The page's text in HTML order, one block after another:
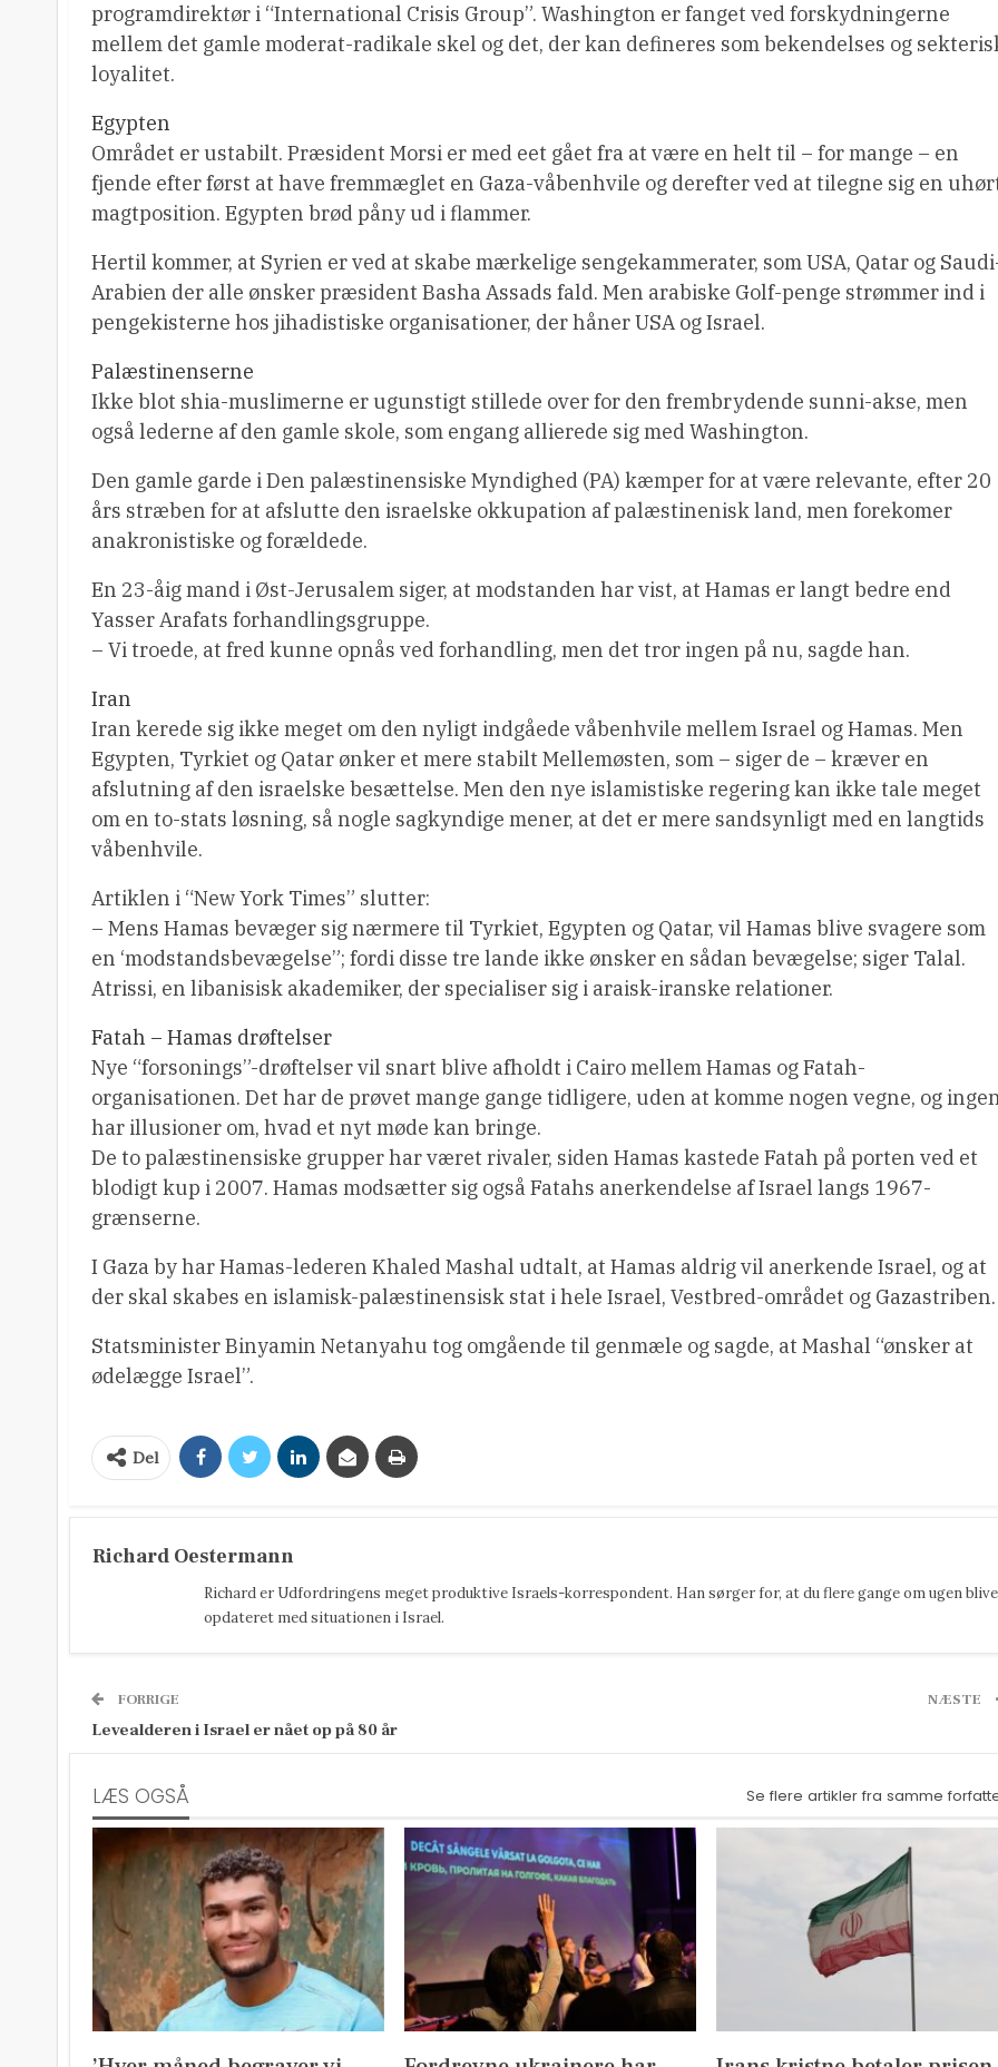
programdirektør i “International Crisis Group”. Washington er fanget ved forskydningerne
mellem det gamle moderat-radikale skel og det, der kan defineres som bekendelses og
loyalitet.
Egypten
Området er ustabilt. Præsident Morsi er med eet gået fra at være en helt til – for mange – en
fjende efter først at have fremmæglet en Gaza-våbenhvile og derefter ved at tilegne sig en
magtposition. Egypten brød påny ud i flammer.
Hertil kommer, at Syrien er ved at skabe mærkelige sengekammerater, som USA, Qatar og
Arabien der alle ønsker præsident Basha Assads fald. Men arabiske Golf-penge strømmer ind i
pengekisterne hos jihadistiske organisationer, der håner USA og Israel.
Palæstinenserne
Ikke blot shia-muslimerne er ugunstigt stillede over for den frembrydende sunni-akse, men
også lederne af den gamle skole, som engang allierede sig med Washington.
Den gamle garde i Den palæstinensiske Myndighed (PA) kæmper for at være relevante, efter 20
års stræben for at afslutte den israelske okkupation af palæstinenisk land, men forekomer
anakronistiske og forældede.
En 23-åig mand i Øst-Jerusalem siger, at modstanden har vist, at Hamas er langt bedre end
Yasser Arafats forhandlingsgruppe.
– Vi troede, at fred kunne opnås ved forhandling, men det tror ingen på nu, sagde han.
Iran
Iran kerede sig ikke meget om den nyligt indgåede våbenhvile mellem Israel og Hamas. Men
Egypten, Tyrkiet og Qatar ønker et mere stabilt Mellemøsten, som – siger de – kræver en
afslutning af den israelske besættelse. Men den nye islamistiske regering kan ikke tale meget
om en to-stats løsning, så nogle sagkyndige mener, at det er mere sandsynligt med en langtids
våbenhvile.
Artiklen i “New York Times” slutter:
– Mens Hamas bevæger sig nærmere til Tyrkiet, Egypten og Qatar, vil Hamas blive svagere som
en ‘modstandsbevægelse”; fordi disse tre lande ikke ønsker en sådan bevægelse; siger Talal.
Atrissi, en libanisisk akademiker, der specialiser sig i araisk-iranske relationer.
Fatah – Hamas drøftelser
Nye “forsonings”-drøftelser vil snart blive afholdt i Cairo mellem Hamas og Fatah-
organisationen. Det har de prøvet mange gange tidligere, uden at komme nogen vegne, og
har illusioner om, hvad et nyt møde kan bringe.
De to palæstinensiske grupper har været rivaler, siden Hamas kastede Fatah på porten ved et
blodigt kup i 2007. Hamas modsætter sig også Fatahs anerkendelse af Israel langs 1967-
grænserne.
I Gaza by har Hamas-lederen Khaled Mashal udtalt, at Hamas aldrig vil anerkende Israel, og at
der skal skabes en islamisk-palæstinensisk stat i hele Israel, Vestbred-området og Gazastriben.
Statsminister Binyamin Netanyahu tog omgående til genmæle og sagde, at Mashal “ønsker at
ødelægge Israel”.
Del
Richard Oestermann
Richard er Udfordringens meget produktive Israels-korrespondent. Han sørger for, at du flere gange om ugen
opdateret med situationen i Israel.
FORRIGE
Levealderen i Israel er nået op på 80 år
NÆSTE
LÆS OGSÅ Se flere artikler fra samme